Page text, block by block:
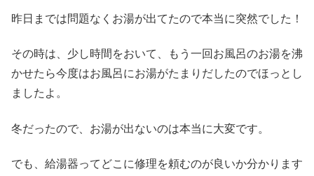
昨日までは問題なくお湯が出てたので本当に突然でした！
その時は、少し時間をおいて、もう一回お風呂のお湯を沸
かせたら今度はお風呂にお湯がたまりだしたのでほっとし
ましたよ。
冬だったので、お湯が出ないのは本当に大変です。
でも、給湯器ってどこに修理を頼むのが良いか分かります